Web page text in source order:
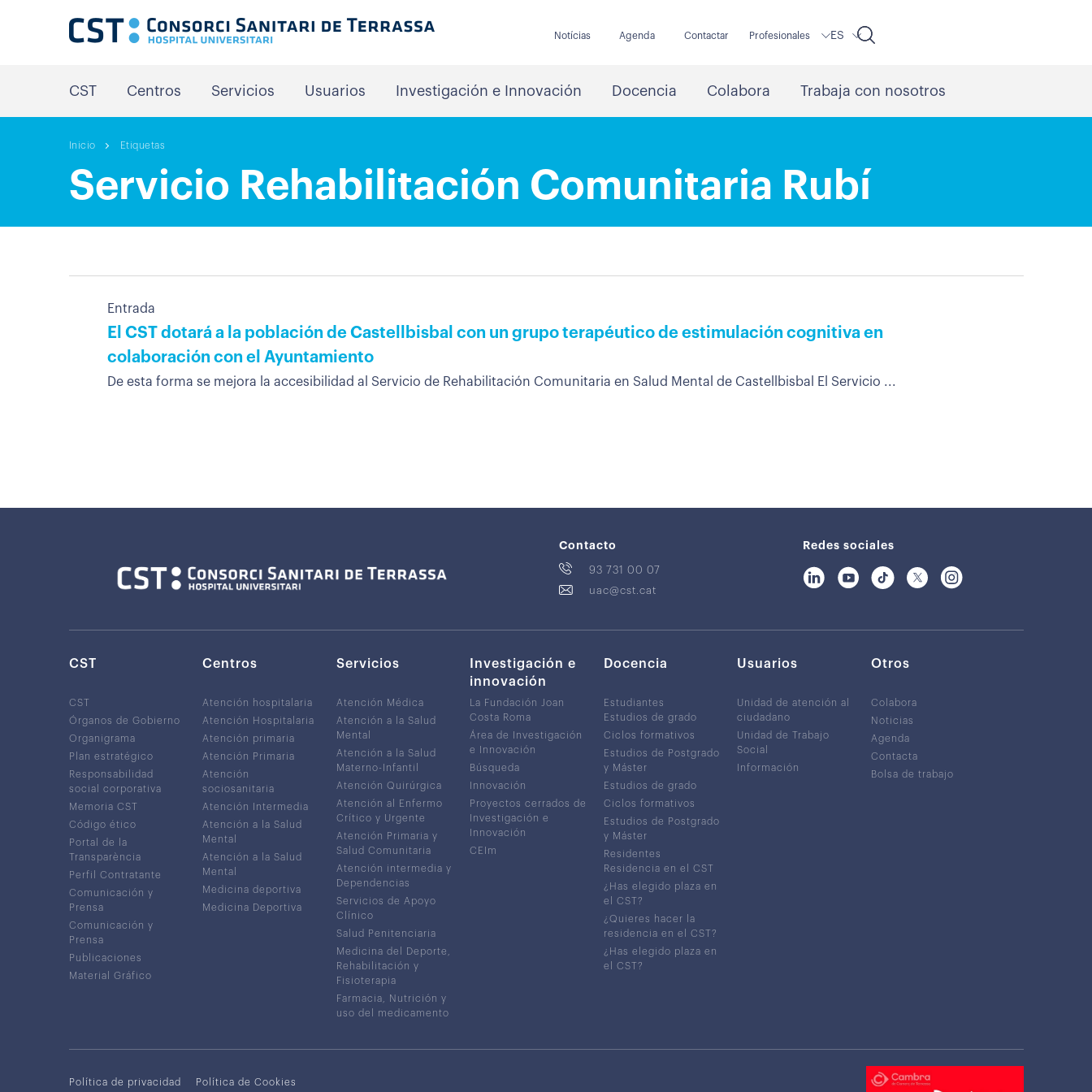
Notícias Agenda Contactar Profesionales ES
CST Centros Servicios Usuarios Investigación e Innovación Docencia Colabora Trabaja con nosotros
Inicio Etiquetas
Servicio Rehabilitación Comunitaria Rubí
Entrada
El CST dotará a la población de Castellbisbal con un grupo terapéutico de estimulación cognitiva en
colaboración con el Ayuntamiento
De esta forma se mejora la accesibilidad al Servicio de Rehabilitación Comunitaria en Salud Mental de Castellbisbal El Servicio ...
Contacto
93 731 00 07
uac@cst.cat
Redes sociales
CST
CST
Órganos de Gobierno
Organigrama
Plan estratégico
Responsabilidad
social corporativa
Memoria CST
Código ético
Portal de la
Transparència
Perfil Contratante
Comunicación y
Prensa
Comunicación y
Prensa
Publicaciones
Material Gráfico
Centros
Atención hospitalaria
Atención Hospitalaria
Atención primaria
Atención Primaria
Atención
sociosanitaria
Atención Intermedia
Atención a la Salud
Mental
Atención a la Salud
Mental
Medicina deportiva
Medicina Deportiva
Servicios
Atención Médica
Atención a la Salud
Mental
Atención a la Salud
Materno-Infantil
Atención Quirúrgica
Atención al Enfermo
Crítico y Urgente
Atención Primaria y
Salud Comunitaria
Atención intermedia y
Dependencias
Servicios de Apoyo
Clínico
Salud Penitenciaria
Medicina del Deporte,
Rehabilitación y
Fisioterapia
Farmacia, Nutrición y
uso del medicamento
Investigación e
innovación
La Fundación Joan
Costa Roma
Área de Investigación
e Innovación
Búsqueda
Innovación
Proyectos cerrados de
Investigación e
Innovación
CEIm
Docencia
Estudiantes
Estudios de grado
Ciclos formativos
Estudios de Postgrado
y Máster
Estudios de grado
Ciclos formativos
Estudios de Postgrado
y Máster
Residentes
Residencia en el CST
¿Has elegido plaza en
el CST?
¿Quieres hacer la
residencia en el CST?
¿Has elegido plaza en
el CST?
Usuarios
Unidad de atención al
ciudadano
Unidad de Trabajo
Social
Información
Otros
Colabora
Noticias
Agenda
Contacta
Bolsa de trabajo
Política de privacidad Política de Cookies